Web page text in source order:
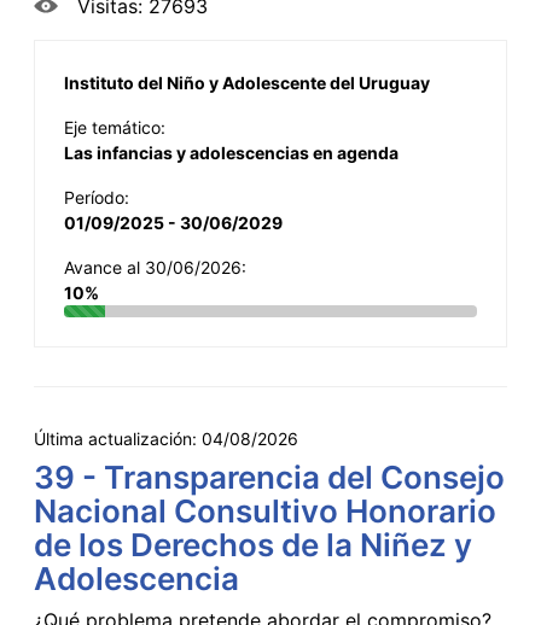
Visitas: 27693
Instituto del Niño y Adolescente del Uruguay
Eje temático:
Las infancias y adolescencias en agenda
Período:
01/09/2025 - 30/06/2029
Avance al 30/06/2026:
10%
Última actualización: 04/08/2026
39 - Transparencia del Consejo
Nacional Consultivo Honorario
de los Derechos de la Niñez y
Adolescencia
¿Qué problema pretende abordar el compromiso?